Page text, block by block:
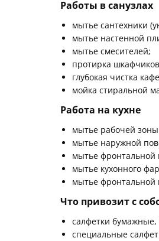
Работы в санузлах
мытье сантехники
мытье настенной
мытье смесителей;
протирка
глубокая чистка
мойка стиральной
Работа на кухне
мытье рабочей
мытье наружной
мытье фронтальной
мытье кухонного
мытье фронтальной
Что привозит с
салфетки
специальные